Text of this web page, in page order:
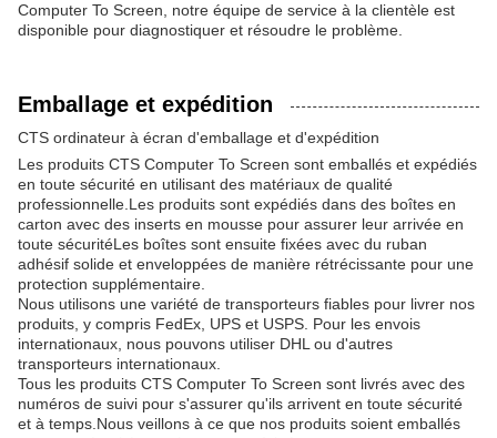
Computer To Screen, notre équipe de service à la clientèle est
disponible pour diagnostiquer et résoudre le problème.
Emballage et expédition
CTS ordinateur à écran d'emballage et d'expédition
Les produits CTS Computer To Screen sont emballés et expédiés
en toute sécurité en utilisant des matériaux de qualité
professionnelle.Les produits sont expédiés dans des boîtes en
carton avec des inserts en mousse pour assurer leur arrivée en
toute sécuritéLes boîtes sont ensuite fixées avec du ruban
adhésif solide et enveloppées de manière rétrécissante pour une
protection supplémentaire.
Nous utilisons une variété de transporteurs fiables pour livrer nos
produits, y compris FedEx, UPS et USPS. Pour les envois
internationaux, nous pouvons utiliser DHL ou d'autres
transporteurs internationaux.
Tous les produits CTS Computer To Screen sont livrés avec des
numéros de suivi pour s'assurer qu'ils arrivent en toute sécurité
et à temps.Nous veillons à ce que nos produits soient emballés